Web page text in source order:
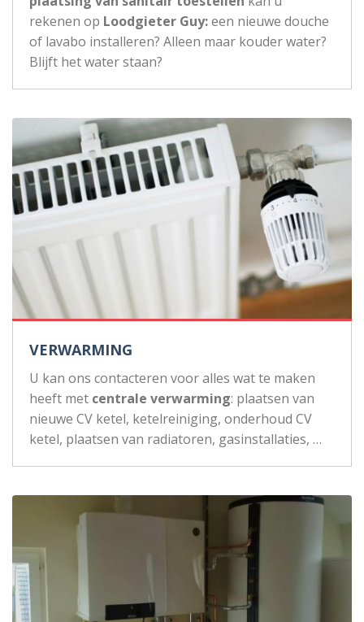
rekenen op Loodgieter Guy:een nieuwe douche
of lavabo installeren? Alleen maar kouder water?
Blijft het water staan?
VERWARMING
U kan ons contacteren voor alles wat te maken
heeft met centrale verwarming: plaatsen van
nieuwe CV ketel, ketelreiniging, onderhoud CV
ketel, plaatsen van radiatoren, gasinstallaties, …